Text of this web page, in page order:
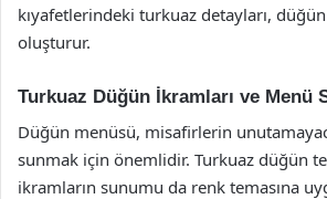
kıyafetlerindeki turkuaz detayları,
oluşturur.
Turkuaz Düğün İkramları ve Menü
Düğün menüsü, misafirlerin
sunmak için önemlidir. Turkuaz düğün
ikramların sunumu da renk temasına